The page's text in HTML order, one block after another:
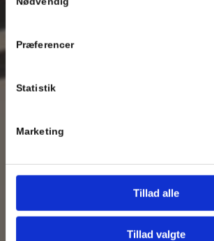
Præferencer
Statistik
Marketing
Tillad alle
Tillad valgte